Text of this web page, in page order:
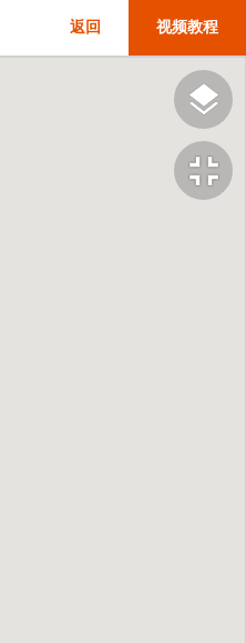
视频教程
返回
fullscreen_exit